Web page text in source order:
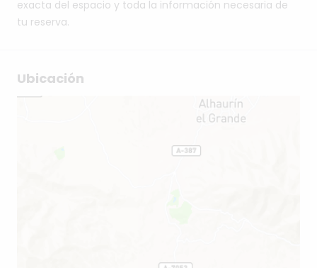
exacta del espacio y toda la información necesaria de
tu reserva.
Ubicación